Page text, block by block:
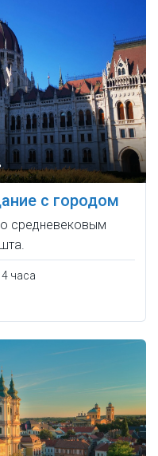
с городом
средневековым
4 часа